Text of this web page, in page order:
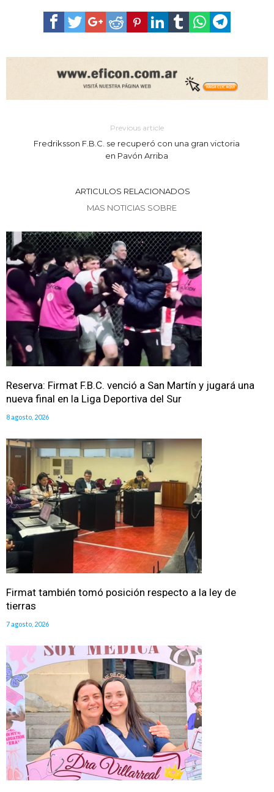
Previous article
Fredriksson F.B.C. se recuperó con una gran victoria
en Pavón Arriba
ARTICULOS RELACIONADOS
MAS NOTICIAS SOBRE
Reserva: Firmat F.B.C. venció a San Martín y jugará una
nueva final en la Liga Deportiva del Sur
8 agosto, 2026
Firmat también tomó posición respecto a la ley de
tierras
7 agosto, 2026